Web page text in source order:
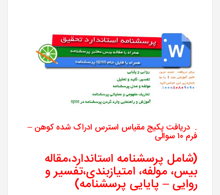
. دریافت پکیج مقیاس استرس ادراک شده کوهن –
فرم ۱۰ سوالی
(شامل پرسشنامه استاندارد،مقاله
بیس، مولفه، امتیازبندی،تفسیر و
روایی – پایایی پرسشنامه)